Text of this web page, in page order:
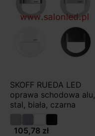
SKOFF RUEDA LED
oprawa schodowa alu,
stal, biała, czarna
105,78 zł